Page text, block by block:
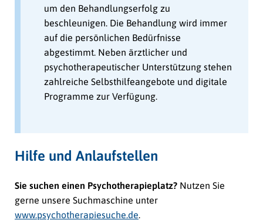
um den Behandlungserfolg zu
beschleunigen. Die Behandlung wird immer
auf die persönlichen Bedürfnisse
abgestimmt. Neben ärztlicher und
psychotherapeutischer Unterstützung stehen
zahlreiche Selbsthilfeangebote und digitale
Programme zur Verfügung.
Hilfe und Anlaufstellen
Sie suchen einen Psychotherapieplatz? Nutzen Sie
gerne unsere Suchmaschine unter
www.psychotherapiesuche.de.